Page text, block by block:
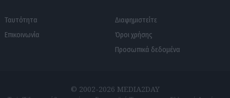
Ταυτότητα
Επικοινωνία
Διαφημιστείτε
Όροι χρήσης
Προσωπικά δεδομένα
© 2002-2026 MEDIA2DAY